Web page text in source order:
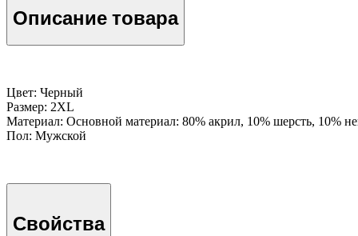
Описание товара
Цвет: Черный
Размер: 2XL
Материал: Основной материал: 80% акрил, 10% шерсть, 10%
Пол: Мужской
Свойства